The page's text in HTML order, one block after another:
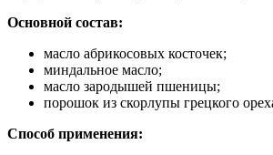
Основной состав:
масло абрикосовых косточек;
миндальное масло;
масло зародышей пшеницы;
порошок из скорлупы грецкого
Способ применения: